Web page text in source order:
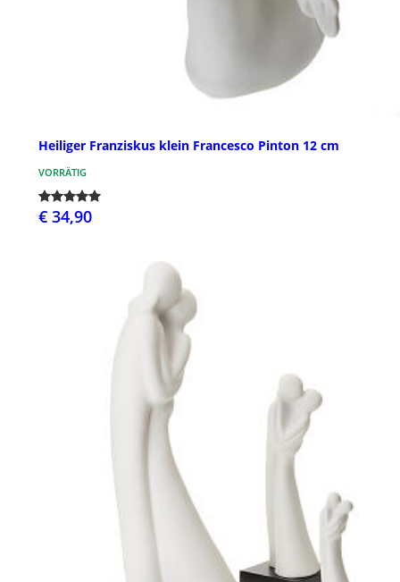
Heiliger Franziskus klein Francesco Pinton 12 cm
VORRÄTIG
€ 34,90